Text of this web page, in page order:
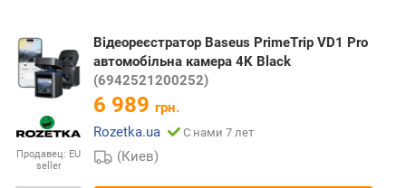
Продавец: EU
seller
Відеореєстратор Baseus PrimeTrip VD1 Pro
автомобільна камера 4K Black
(6942521200252)
6 989 грн.
Rozetka.ua
С нами 7 лет
(Киев)